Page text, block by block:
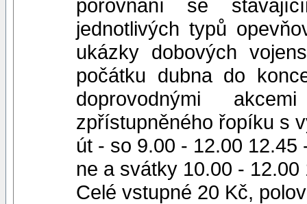
porovnání se
jednotlivých typů
ukázky dobových
počátku dubna do
doprovodnými
zpřístupněného řopíku s
út - so 9.00 - 12.00 12.45
ne a svátky 10.00 - 12.00
Celé vstupné 20 Kč,